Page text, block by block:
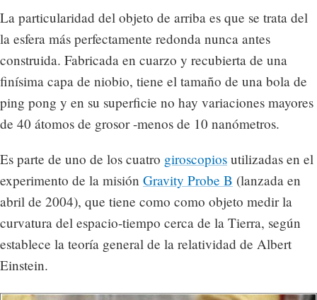
La particularidad del objeto de arriba es que se trata del
la esfera más perfectamente redonda nunca antes
construida. Fabricada en cuarzo y recubierta de una
finísima capa de niobio, tiene el tamaño de una bola de
ping pong y en su superficie no hay variaciones mayores
de 40 átomos de grosor -menos de 10 nanómetros.
Es parte de uno de los cuatro giroscopios utilizadas en el
experimento de la misión Gravity Probe B (lanzada en
abril de 2004), que tiene como como objeto medir la
curvatura del espacio-tiempo cerca de la Tierra, según
establece la teoría general de la relatividad de Albert
Einstein.